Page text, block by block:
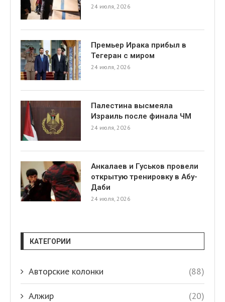
24 июля, 2026
Премьер Ирака прибыл в
Тегеран с миром
24 июля, 2026
Палестина высмеяла
Израиль после финала ЧМ
24 июля, 2026
Анкалаев и Гуськов провели
открытую тренировку в Абу-
Даби
24 июля, 2026
КАТЕГОРИИ
Авторские колонки (88)
Алжир (20)